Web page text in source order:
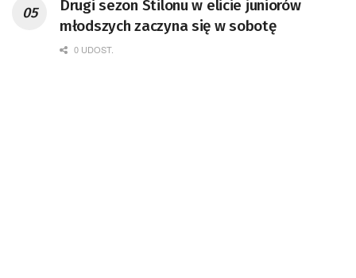
Drugi sezon Stilonu w elicie juniorów
młodszych zaczyna się w sobotę
0 UDOST.